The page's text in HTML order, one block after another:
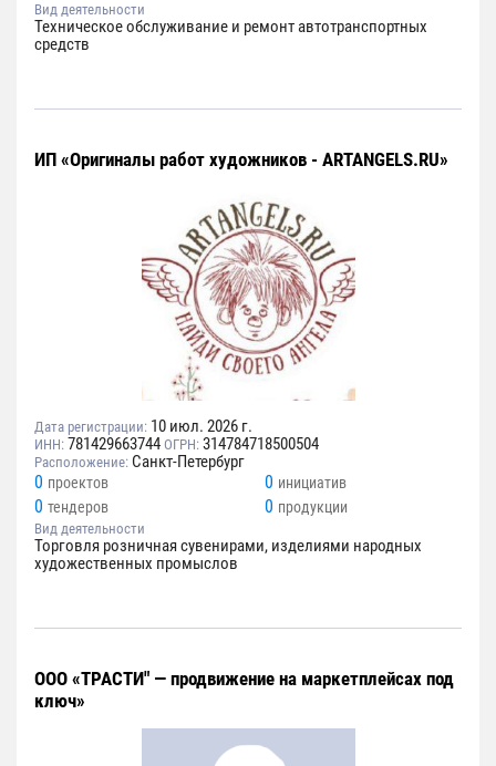
Вид деятельности
Техническое обслуживание и ремонт автотранспортных
средств
ИП «Оригиналы работ художников - ARTANGELS.RU»
Дата регистрации: 10 июл. 2026 г.
ИНН: 781429663744 ОГРН: 314784718500504
Расположение: Санкт-Петербург
0 проектов 0 инициатив
0 тендеров 0 продукции
Вид деятельности
Торговля розничная сувенирами, изделиями народных
художественных промыслов
ООО «ТРАСТИ" — продвижение на маркетплейсах под
ключ»